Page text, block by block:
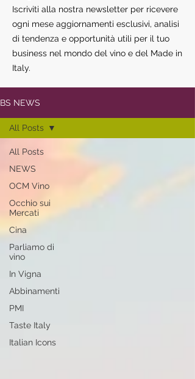
Iscriviti alla nostra newsletter per ricevere
ogni mese aggiornamenti esclusivi, analisi
di tendenza e opportunità utili per il tuo
business nel mondo del vino e del Made in
Italy.
BS NEWS
All Posts
NEWS
OCM Vino
Occhio sui
Mercati
Cina
Parliamo di
vino
In Vigna
Abbinamenti
PMI
Taste Italy
Italian Icons
All Posts